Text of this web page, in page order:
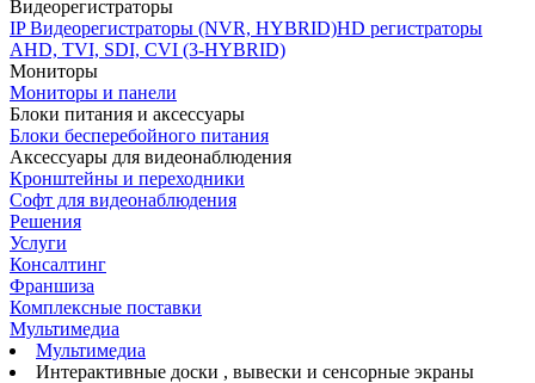
Видеорегистраторы
IP Видеорегистраторы (NVR, HYBRID)HD регистраторы
AHD, TVI, SDI, CVI (3-HYBRID)
Мониторы
Мониторы и панели
Блоки питания и аксессуары
Блоки бесперебойного питания
Аксессуары для видеонаблюдения
Кронштейны и переходники
Софт для видеонаблюдения
Решения
Услуги
Консалтинг
Франшиза
Комплексные поставки
Мультимедиа
Мультимедиа
Интерактивные доски , вывески и сенсорные экраны